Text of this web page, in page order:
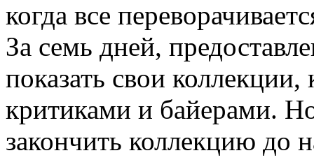
когда все
За семь дней,
показать свои
критиками и байерами.
закончить коллекцию до